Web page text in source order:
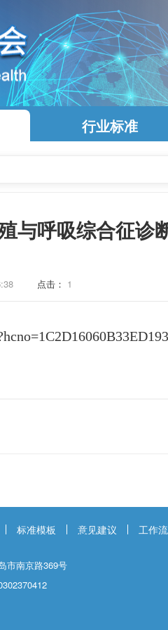
行业标准
与呼吸综合征诊
点击： 1
标准模板 意见建议 工作
市南京路369号